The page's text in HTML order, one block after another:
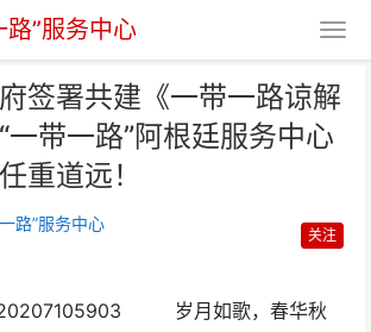
路”服务中心
签署共建《一带一路谅解
一带一路”阿根廷服务中心
重道远！
路”服务中心
关注
岁月如歌，春华秋
“一带一